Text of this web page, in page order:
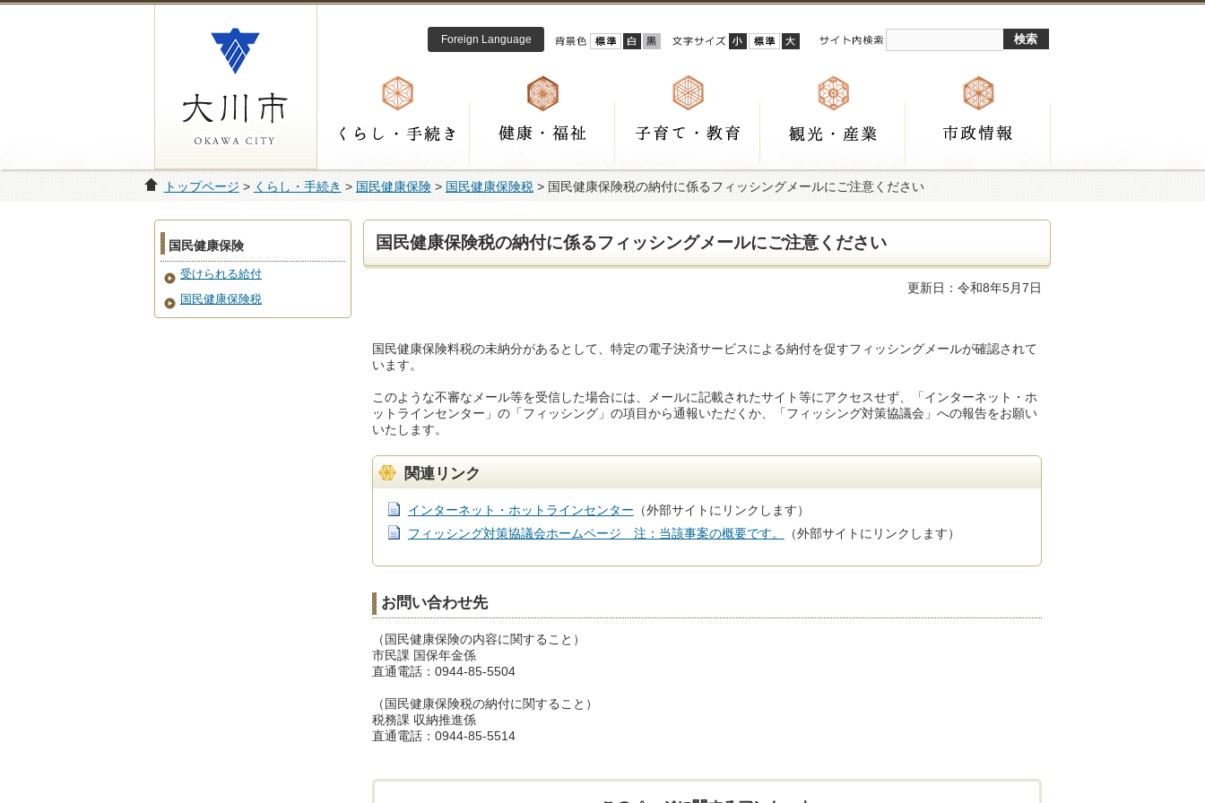
Foreign Language
トップページ > くらし・手続き > 国民健康保険> 国民健康保険税> 国民健康保険税の納付に係るフィッシングメールにご注意ください
国民健康保険税の納付に係るフィッシングメールにご注意ください
更新日：令和8年5月7日
国民健康保険料税の未納分があるとして、特定の電子決済サービスによる納付を促すフィッシングメールが確認されて
います。
このような不審なメール等を受信した場合には、メールに記載されたサイト等にアクセスせず、「インターネット・ホ
ットラインセンター」の「フィッシング」の項目から通報いただくか、「フィッシング対策協議会」への報告をお願い
いたします。
関連リンク
インターネット・ホットラインセンター （外部サイトにリンクします）
フィッシング対策協議会ホームページ 注：当該事案の概要です。
（外部サイトにリンクします）
お問い合わせ先
（国民健康保険の内容に関すること）
市民課 国保年金係
直通電話：0944-85-5504
（国民健康保険税の納付に関すること）
税務課 収納推進係
直通電話：0944-85-5514
国民健康保険
受けられる給付
国民健康保険税